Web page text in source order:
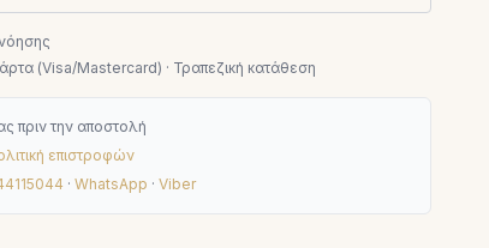
(Visa/Mastercard) · Τραπεζική κατάθεση
πριν την αποστολή
επιστροφών
· WhatsApp · Viber